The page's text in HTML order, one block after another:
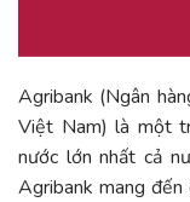
Agribank (Ngân
Việt Nam) là một
nước lớn nhất cả
Agribank mang